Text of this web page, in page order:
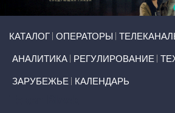
КАТАЛОГ ОПЕРАТОРЫ
АНАЛИТИКА РЕГУЛИРОВАНИЕ
ЗАРУБЕЖЬЕ КАЛЕНДАРЬ